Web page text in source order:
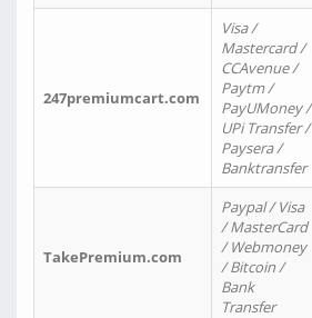
247premiumcart.com
Visa /
Mastercard /
CCAvenue /
Paytm /
PayUMoney /
UPi Transfer /
Paysera /
Banktransfer
TakePremium.com
Paypal / Visa
/ MasterCard
/ Webmoney
/ Bitcoin /
Bank
Transfer